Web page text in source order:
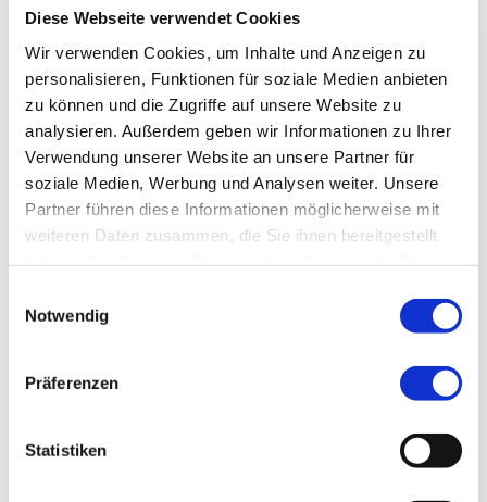
Diese Webseite verwendet Cookies
Wir verwenden Cookies, um Inhalte und Anzeigen zu
personalisieren, Funktionen für soziale Medien anbieten
zu können und die Zugriffe auf unsere Website zu
analysieren. Außerdem geben wir Informationen zu Ihrer
Verwendung unserer Website an unsere Partner für
soziale Medien, Werbung und Analysen weiter. Unsere
Partner führen diese Informationen möglicherweise mit
weiteren Daten zusammen, die Sie ihnen bereitgestellt
Notwendig
Präferenzen
Statistiken
Nachrichten